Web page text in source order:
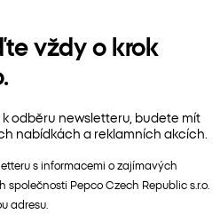
vždy o krok
odběru newsletteru, budete mít
nabídkách a reklamních akcích.
s informacemi o zajímavých
Pepco Czech Republic s.r.o.
adresu.